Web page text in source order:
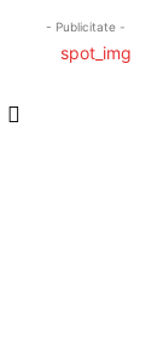
- Publicitate -